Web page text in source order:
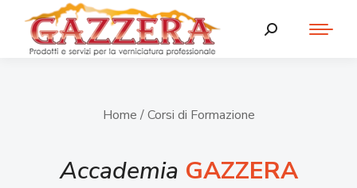
Home / Corsi di Formazione
Accademia GAZZERA